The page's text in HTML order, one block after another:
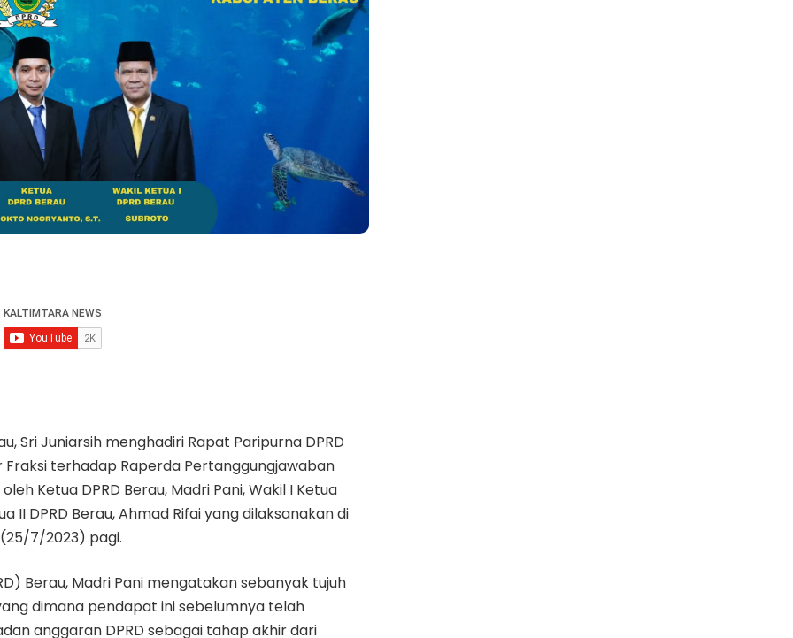
Sri Juniarsih menghadiri Rapat Paripurna DPRD
terhadap Raperda Pertanggungjawaban
Ketua DPRD Berau, Madri Pani, Wakil I Ketua
II DPRD Berau, Ahmad Rifai yang dilaksanakan di
7/2023) pagi.
Berau, Madri Pani mengatakan sebanyak tujuh
dimana pendapat ini sebelumnya telah
anggaran DPRD sebagai tahap akhir dari